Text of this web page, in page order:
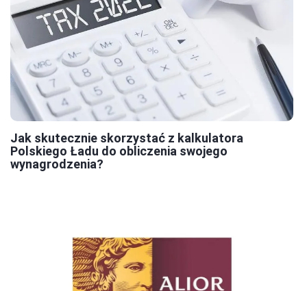
Jak skutecznie skorzystać z kalkulatora
Polskiego Ładu do obliczenia swojego
wynagrodzenia?